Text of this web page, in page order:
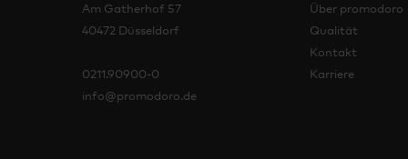
Am Gatherhof 57
40472 Düsseldorf
0211.90900-0
info@promodoro.de
Über promodoro
Qualität
Kontakt
Karriere